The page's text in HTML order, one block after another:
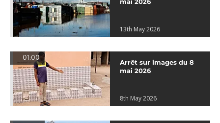
13th May 2026
01:00
Arrêt sur images du 8
mai 2026
8th May 2026